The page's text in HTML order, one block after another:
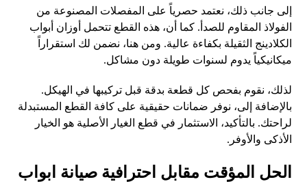
إلى جانب ذلك، نعتمد حصرياً على المفصلات المصنوعة من
الفولاذ المقاوم للصدأ. كما أن، هذه القطع تتحمل أوزان أبواب
الكلادينج الثقيلة بكفاءة عالية. ومن هنا، نضمن لك استقراراً
ميكانيكياً يدوم لسنوات طويلة دون مشاكل.
لذلك، نقوم بفحص كل قطعة بدقة قبل تركيبها في الهيكل.
بالإضافة إلى، نوفر ضمانات حقيقية على كافة القطع المستبدلة
لراحتك. بالتأكيد، الاستثمار في قطع الغيار الأصلية هو الخيار
الأذكى والأوفر.
الحل المؤقت مقابل احترافية صيانة ابواب